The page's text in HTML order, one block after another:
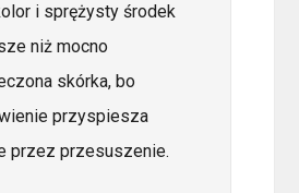
i sprężysty środek
niż mocno
skórka, bo
przyspiesza
przez przesuszenie.